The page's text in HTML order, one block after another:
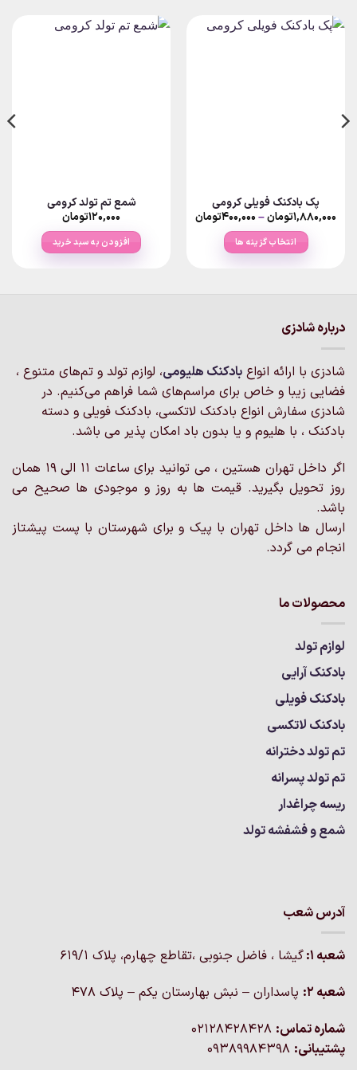
پک بادکنک فویلی کرومی
۱,۸۸۰,۰۰۰تومان–۴۰۰,۰۰۰تومانPrice
۴۰۰,۰۰۰تومان انتخاب گزینه ها
گزینه
ها
ممکن
است
در
صفحه
محصول
انتخاب
شمع تم تولد کرومی
۱۲۰,۰۰۰تومان
افزودن به سبد خرید
درباره شادزی
شادزی با ارائه انواع بادکنک‌ هلیومی، لوازم تولد و تم‌های متنوع ،
فضایی زیبا و خاص برای مراسم‌های شما فراهم می‌کنیم. در
شادزی سفارش انواع بادکنک لاتکسی، بادکنک فویلی و دسته
بادکنک ، با هلیوم و یا بدون باد امکان پذیر می باشد.
اگر داخل تهران هستین ، می توانید برای ساعات 11 الی 19 همان
روز تحویل بگیرید. قیمت ها به روز و موجودی ها صحیح می
باشد.
ارسال ها داخل تهران با پیک و برای شهرستان با پست پیشتاز
انجام می گردد.
محصولات ما
لوازم تولد
بادکنک آرایی
بادکنک فویلی
بادکنک لاتکسی
تم تولد دخترانه
تم تولد پسرانه
ریسه چراغدار
شمع و فشفشه تولد
آدرس شعب
شعبه 1:
گيشا ، فاضل جنوبی ،تقاطع چهارم، پلاک 619/1
شعبه 2:
پاسداران – نبش بهارستان یکم – پلاک ۴۷۸
شماره تماس:
پشتیبانی: